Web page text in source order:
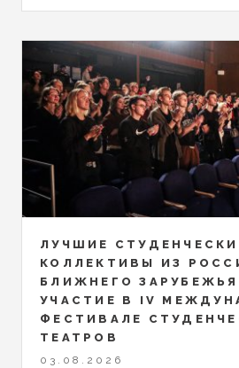
ЛУЧШИЕ
КОЛЛЕКТИВЫ ИЗ
БЛИЖНЕГО
УЧАСТИЕ В IV
ФЕСТИВАЛЕ
ТЕАТРОВ
03.08.2026